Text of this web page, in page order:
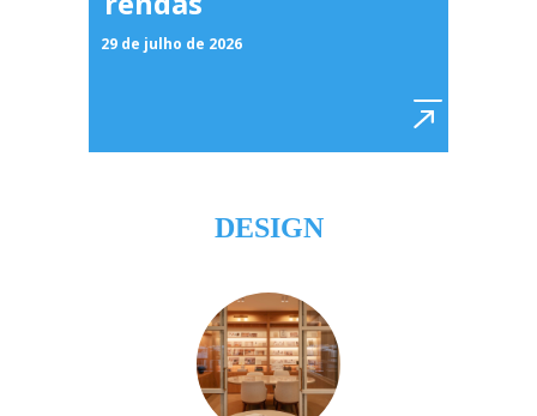
29 de julho de 2026
DESIGN